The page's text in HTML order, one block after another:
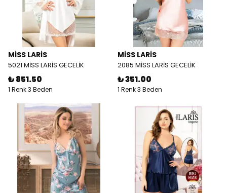
MİSS LARİS
5021 MİSS LARİS GECELİK
₺ 851.50
1 Renk 3 Beden
MİSS LARİS
2085 MİSS LARİS GECELİK
₺ 351.00
1 Renk 3 Beden